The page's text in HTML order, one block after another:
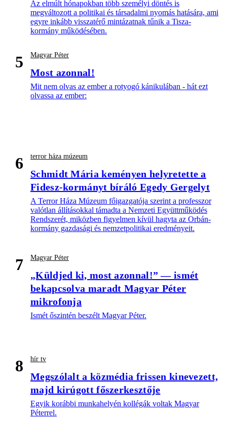
Az elmúlt hónapokban több személyi döntés is
megváltozott a politikai és társadalmi nyomás hatására, ami
egyre inkább visszatérő mintázatnak tűnik a Tisza-
kormány működésében.
5 Magyar Péter
Most azonnal!
Mit nem olvas az ember a rotyogó kánikulában - hát ezt
olvassa az ember:
6 terror háza múzeum
Schmidt Mária keményen helyretette a
Fidesz-kormányt bíráló Egedy Gergelyt
A Terror Háza Múzeum főigazgatója szerint a professzor
valótlan állításokkal támadta a Nemzeti Együttműködés
Rendszerét, miközben figyelmen kívül hagyta az Orbán-
kormány gazdasági és nemzetpolitikai eredményeit.
7 Magyar Péter
„Küldjed ki, most azonnal!” — ismét
bekapcsolva maradt Magyar Péter
mikrofonja
Ismét őszintén beszélt Magyar Péter.
8 hír tv
Megszólalt a közmédia frissen kinevezett,
majd kirúgott főszerkesztője
Egyik korábbi munkahelyén kollégák voltak Magyar
Péterrel.